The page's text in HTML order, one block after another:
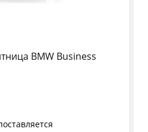
BMW Business